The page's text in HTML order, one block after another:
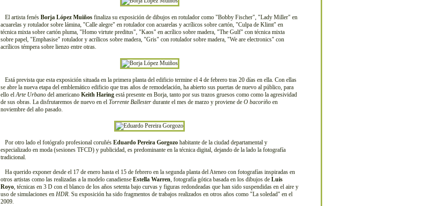
El artista fenés Borja López Muiños finaliza su exposición de dibujos en rotulador como "Bobby Fischer", "Lady Miller" en
acuarelas y rotulador sobre lámina, "Calle alegre" en rotulador con acuarelas y acrílicos sobre cartón, "Culpa de Klimt" en
técnica mixta sobre cartón pluma, "Homo virtute preditus", "Kaos" en acrílico sobre madera, "The Gulf" con técnica mixta
sobre papel, "Emphasise" rotulador y acrílicos sobre madera, "Gris" con rotulador sobre madera, "We are electronics" con
acrílicos témpera sobre lienzo entre otras.
Está prevista que esta exposición situada en la primera planta del edificio termine el 4 de febrero tras 20 días en ella. Con ellas
se abre la nueva etapa del emblemático edificio que tras años de remodelación, ha abierto sus puertas de nuevo al público, para
ello elArte Urbano del americano Keith Haring está presente en Borja, tanto por sus trazos gruesos como como la agresividad
de sus obras. La disfrutaremos de nuevo en el Torrente Ballester durante el mes de marzo y proviene de O bacoriño en
noviembre del año pasado.
Por otro lado el fotógrafo profesional coruñés Eduardo Pereira Gorgozo habitante de la ciudad departamental y
especializado en moda (sesiones TFCD) y publicidad, es predominante en la técnica digital, dejando de la lado la fotografía
tradicional.
Ha querido exponer desde el 17 de enero hasta el 15 de febrero en la segunda planta del Ateneo con fotografías inspiradas en
otros artistas como las realizadas a la modelo canadiense Estella Warren, fotografía gótica basada en los dibujos de Luis
Royo, técnicas en 3 D con el blanco de los años setenta bajo curvas y figuras redondeadas que han sido suspendidas en el aire y
uso de simulaciones en HDR. Su exposición ha sido fragmentos de trabajos realizados en otros años como "La soledad" en el
2009.